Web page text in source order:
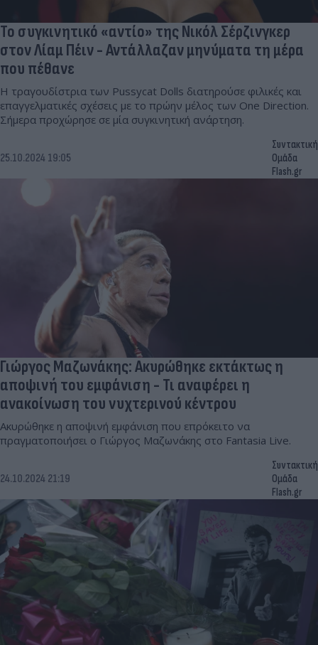
Το συγκινητικό «αντίο» της Νικόλ Σέρζινγκερ
στον Λίαμ Πέιν - Αντάλλαζαν μηνύματα τη μέρα
που πέθανε
Η τραγουδίστρια των Pussycat Dolls διατηρούσε φιλικές και
επαγγελματικές σχέσεις με το πρώην μέλος των One Direction.
Σήμερα προχώρησε σε μία συγκινητική ανάρτηση.
25.10.2024 19:05
Συντακτική
Ομάδα
Flash.gr
Γιώργος Μαζωνάκης: Ακυρώθηκε εκτάκτως η
αποψινή του εμφάνιση - Τι αναφέρει η
ανακοίνωση του νυχτερινού κέντρου
Ακυρώθηκε η αποψινή εμφάνιση που επρόκειτο να
πραγματοποιήσει ο Γιώργος Μαζωνάκης στο Fantasia Live.
24.10.2024 21:19
Συντακτική
Ομάδα
Flash.gr